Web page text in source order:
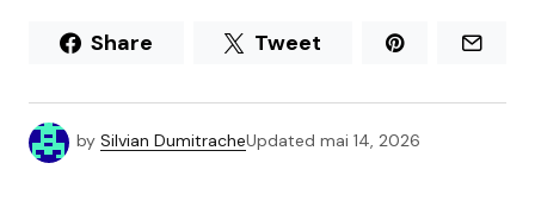
Share Tweet
by Silvian DumitracheUpdated mai 14, 2026